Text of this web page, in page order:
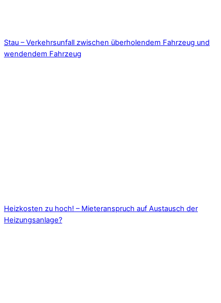
Stau – Verkehrsunfall zwischen überholendem Fahrzeug und
wendendem Fahrzeug
Heizkosten zu hoch! – Mieteranspruch auf Austausch der
Heizungsanlage?